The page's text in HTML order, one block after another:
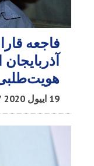
فاجعه
آذربایجان
19 اییول 2020 16:17